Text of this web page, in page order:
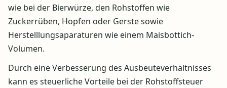
wie bei der Bierwürze, den Rohstoffen wie
Zuckerrüben, Hopfen oder Gerste sowie
Herstelllungsaparaturen wie einem Maisbottich-
Volumen.
Durch eine Verbesserung des Ausbeuteverhältnisses
kann es steuerliche Vorteile bei der Rohstoffsteuer